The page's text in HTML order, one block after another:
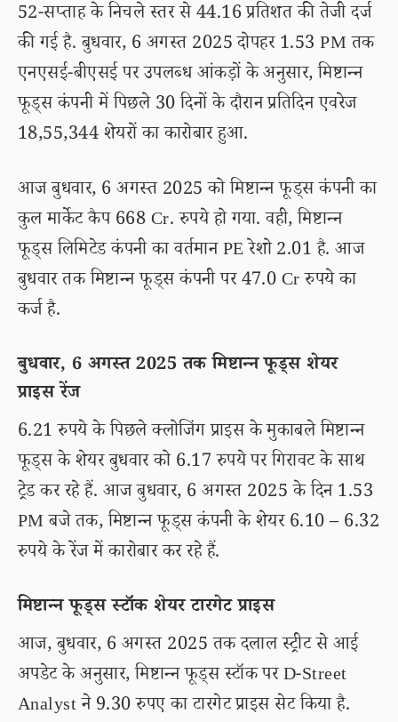
52-सप्ताह के निचले स्तर से 44.16 प्रतिशत की तेजी दर्ज
की गई है. बुधवार, 6 अगस्त 2025 दोपहर 1.53 PM तक
एनएसई-बीएसई पर उपलब्ध आंकड़ों के अनुसार, मिष्टान्न
फूड्स कंपनी में पिछले 30 दिनों के दौरान प्रतिदिन एवरेज
18,55,344 शेयरों का कारोबार हुआ.
आज बुधवार, 6 अगस्त 2025 को मिष्टान्न फूड्स कंपनी का
कुल मार्केट कैप 668 Cr. रुपये हो गया. वही, मिष्टान्न
फूड्स लिमिटेड कंपनी का वर्तमान PE रेशो 2.01 है. आज
बुधवार तक मिष्टान्न फूड्स कंपनी पर 47.0 Cr रुपये का
कर्ज है.
बुधवार, 6 अगस्त 2025 तक मिष्टान्न फूड्स शेयर
प्राइस रेंज
6.21 रुपये के पिछले क्लोजिंग प्राइस के मुकाबले मिष्टान्न
फूड्स के शेयर बुधवार को 6.17 रुपये पर गिरावट के साथ
ट्रेड कर रहे हैं. आज बुधवार, 6 अगस्त 2025 के दिन 1.53
PM बजे तक, मिष्टान्न फूड्स कंपनी के शेयर 6.10 – 6.32
रुपये के रेंज में कारोबार कर रहे हैं.
मिष्टान्न फूड्स स्टॉक शेयर टारगेट प्राइस
आज, बुधवार, 6 अगस्त 2025 तक दलाल स्ट्रीट से आई
अपडेट के अनुसार, मिष्टान्न फूड्स स्टॉक पर D-Street
Analyst ने 9.30 रुपए का टारगेट प्राइस सेट किया है.